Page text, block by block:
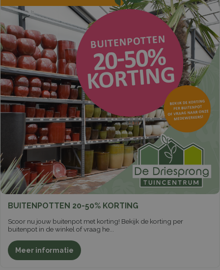
BUITENPOTTEN 20-50% KORTING
Scoor nu jouw buitenpot met korting! Bekijk de korting per
buitenpot in de winkel of vraag he
Meer informatie